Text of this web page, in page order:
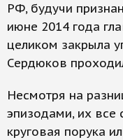
РФ, будучи
июне 2014 года
целиком закрыла
Сердюков
Несмотря на
эпизодами, их все
круговая порука